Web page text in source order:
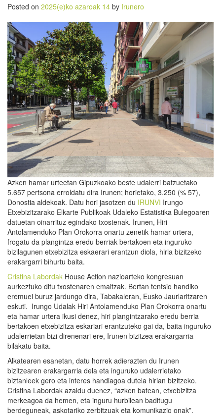
Posted on 2025(e)ko azaroak 14 by Irunero
Azken hamar urteetan Gipuzkoako beste udalerri batzuetako
5.657 pertsona erroldatu dira Irunen; horietako, 3.250 (% 57),
Donostia aldekoak. Datu hori jasotzen du IRUNVI Irungo
Etxebizitzarako Elkarte Publikoak Udaleko Estatistika Bulegoaren
datuetan oinarrituz egindako txostenak. Irunen, Hiri
Antolamenduko Plan Orokorra onartu zenetik hamar urtera,
frogatu da plangintza eredu berriak bertakoen eta inguruko
bizilagunen etxebizitza eskaerari erantzun diola, hiria bizitzeko
erakargarri bihurtu baita.
Cristina Labordak House Action nazioarteko kongresuan
aurkeztuko ditu txostenaren emaitzak. Bertan tentsio handiko
eremuei buruz jardungo dira, Tabakaleran, Eusko Jaurlaritzaren
eskuti. Irungo Udalak Hiri Antolamenduko Plan Orokorra onartu
eta hamar urtera ikusi denez, hiri plangintzarako eredu berria
bertakoen etxebizitza eskariari erantzuteko gai da, baita inguruko
udalerrietan bizi direnenari ere, Irunen bizitzea erakargarria
bilakatu baita.
Alkatearen esanetan, datu horrek adierazten du Irunen
bizitzearen erakargarria dela eta inguruko udalerrietako
biztanleek gero eta interes handiagoa dutela hirian bizitzeko.
Cristina Labordak azaldu duenez, “azken batean, etxebizitza
merkeagoa da hemen, eta inguru hurbilean baditugu
berdeguneak, askotariko zerbitzuak eta komunikazio onak”.